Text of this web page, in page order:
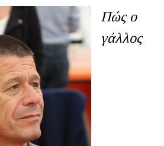
Πώς ο
γάλλος